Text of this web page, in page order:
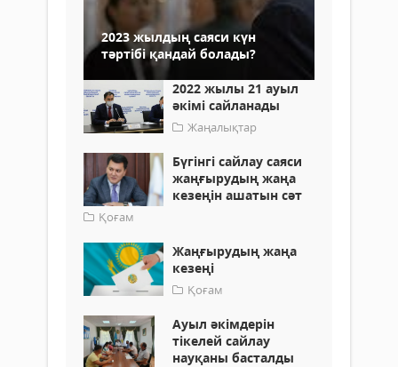
2023 жылдың саяси күн
тәртібі қандай болады?
2022 жылы 21 ауыл
әкімі сайланады
Жаңалықтар
Бүгінгі сайлау саяси
жаңғырудың жаңа
кезеңін ашатын сәт
Қоғам
Жаңғырудың жаңа
кезеңі
Қоғам
Ауыл әкімдерін
тікелей сайлау
науқаны басталды